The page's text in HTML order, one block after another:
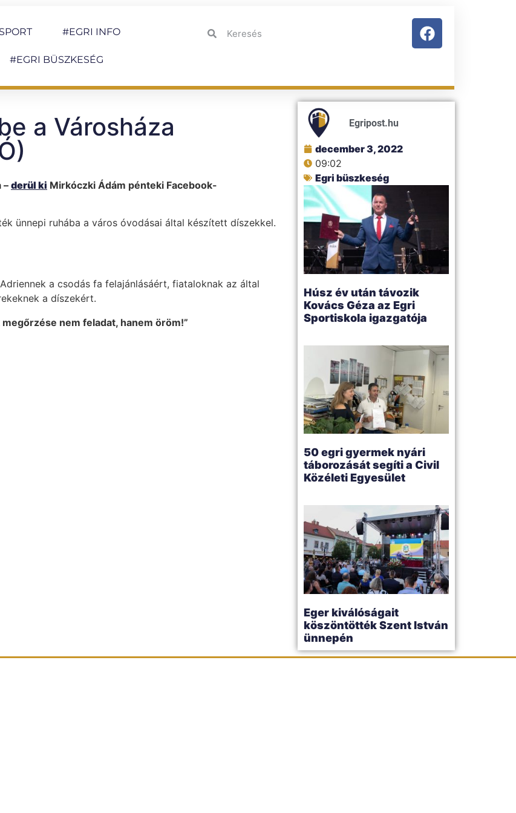
#EGRI INFO
#EGRI BÜSZKESÉG
a Városháza
– derül ki Mirkóczki Ádám pénteki Facebook-
ünnepi ruhába a város óvodásai által készített díszekkel.
a csodás fa felajánlásáért, fiataloknak az által
a díszekért.
nem feladat, hanem öröm!”
Egripost.hu
december 3, 2022
09:02
Egri büszkeség
Húsz év után távozik
Kovács Géza az Egri
Sportiskola igazgatója
50 egri gyermek nyári
táborozását segíti a Civil
Közéleti Egyesület
Eger kiválóságait
köszöntötték Szent István
ünnepén